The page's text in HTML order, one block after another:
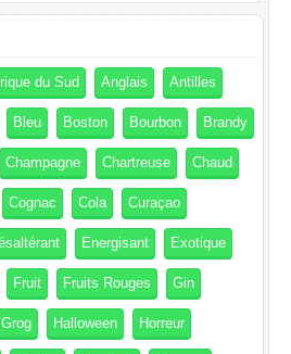
du Sud Anglais Antilles
Bleu Boston Bourbon Brandy
Champagne Chartreuse Chaud
Cognac Cola Curaçao
Energisant Exotique
Fruit Fruits Rouges Gin
Grog Halloween Horreur